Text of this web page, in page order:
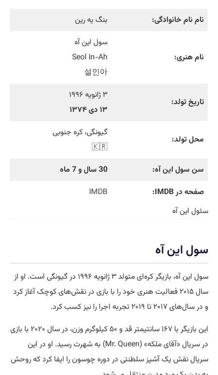
نام نام خانوادگی: بنگ یه رین
نام هنری:
سول این آه
Seol In-Ah
설인아
تاریخ تولد:
۳ ژانویه ۱۹۹۶
۱۳ دی ۱۳۷۴
محل تولد:
گیونگی، کره جنوبی
🇰🇷
سن سول این آه:
30 سال و 7 ماه
صفحه در IMDB:
IMDB
سئول این آه
سول این آه
سول این آه، بازیگر کره‌ای متولد ۳ ژانویه ۱۹۹۶ در گیونگی است. او از
سال ۲۰۱۵ فعالیت هنری خود را با بازی در نقش‌های کوچک آغاز کرد
و در سال‌های ۲۰۱۷ تا ۲۰۱۹ تجربه اجرا را نیز کسب کرد.
این بازیگر با ۱۶۷ سانتیمتر قد و ۵۰ کیلوگرم وزن، در سال ۲۰۲۰ با بازی
در سریال «آقای ملکه» (Mr. Queen) به شهرت رسید. او در این
سریال نقش یک آشپز سلطنتی در دوره چوسون را ایفا کرد که روحش